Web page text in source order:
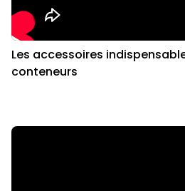
Les accessoires
conteneurs